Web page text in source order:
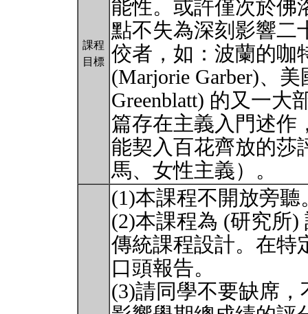
課程
目標
能性。或許僅次於佛
點不失為深刻影響二
佼者，如：波蘭的咖
(Marjorie Garber)、
Greenblatt) 的又一大
篇存在主義入門述作
能契入百花齊放的莎
馬、女性主義）。
(1)本課程不開放旁聽
(2)本課程為 (研究所
傳統課程設計。在特
口頭報告。
(3)請同學不要缺席